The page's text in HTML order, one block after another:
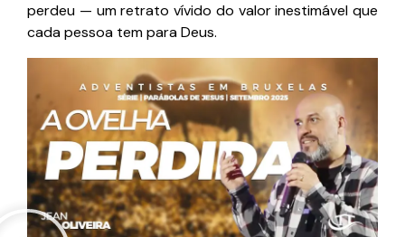
perdeu — um retrato vívido do valor inestimável que
cada pessoa tem para Deus.